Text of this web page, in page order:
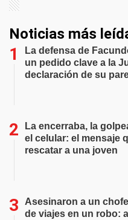
Noticias más
La defensa de
un pedido clave a la
declaración de su
La encerraba, la
el celular: el mensaje
rescatar a una joven
Asesinaron a un
de viajes en un robo: